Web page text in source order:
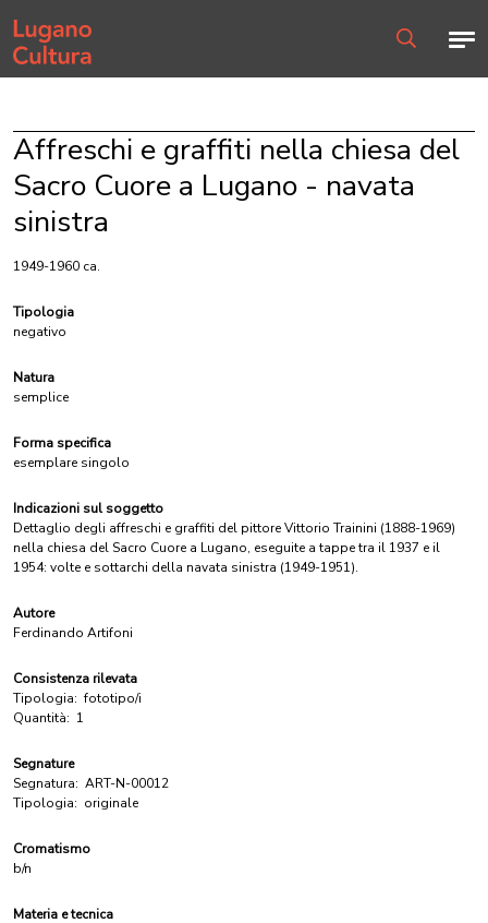
Home page
Affreschi e graffiti nella chiesa del
Sacro Cuore a Lugano - navata
sinistra
1949-1960 ca.
Tipologia
negativo
Natura
semplice
Forma specifica
esemplare singolo
Indicazioni sul soggetto
Dettaglio degli affreschi e graffiti del pittore Vittorio Trainini (1888-1969)
nella chiesa del Sacro Cuore a Lugano, eseguite a tappe tra il 1937 e il
1954: volte e sottarchi della navata sinistra (1949-1951).
Autore
Ferdinando Artifoni
Consistenza rilevata
Tipologia: fototipo/i
Quantità: 1
Segnature
Segnatura: ART-N-00012
Tipologia: originale
Cromatismo
b/n
Materia e tecnica